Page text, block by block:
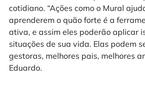
cotidiano. “Ações como o Mural
aprenderem o quão forte é a
ativa, e assim eles poderão aplicar
situações de sua vida. Elas podem
gestoras, melhores pais, melhores
Eduardo.